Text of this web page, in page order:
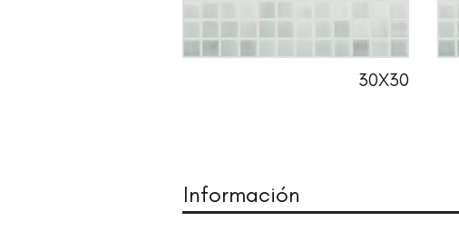
30X30
Información